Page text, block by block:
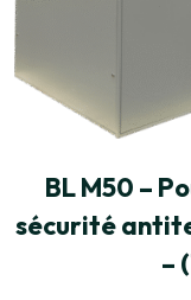
BL M50 –
sécurité
–